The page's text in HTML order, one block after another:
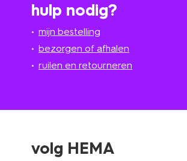
hulp nodig?
mijn bestelling
bezorgen of afhalen
ruilen en retourneren
volg HEMA